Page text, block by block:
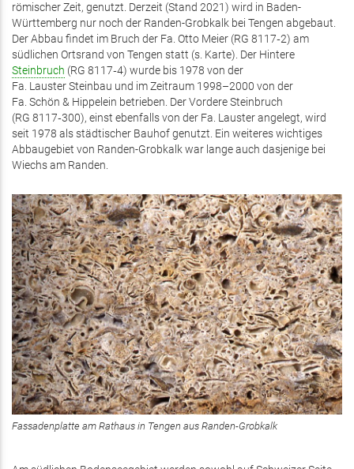
römischer Zeit, genutzt. Derzeit (Stand 2021) wird in Baden-
Württemberg nur noch der Randen-Grobkalk bei Tengen abgebaut.
Der Abbau findet im Bruch der Fa. Otto Meier (RG 8117‑2) am
südlichen Ortsrand von Tengen statt (s. Karte). Der Hintere
Steinbruch (RG 8117‑4) wurde bis 1978 von der
Fa. Lauster Steinbau und im Zeitraum 1998–2000 von der
Fa. Schön & Hippelein betrieben. Der Vordere Steinbruch
(RG 8117‑300), einst ebenfalls von der Fa. Lauster angelegt, wird
seit 1978 als städtischer Bauhof genutzt. Ein weiteres wichtiges
Abbaugebiet von Randen-Grobkalk war lange auch dasjenige bei
Wiechs am Randen.
Fassadenplatte am Rathaus in Tengen aus Randen-Grobkalk